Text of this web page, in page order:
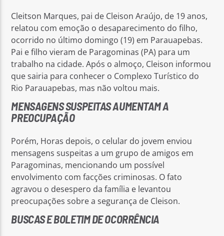
Cleitson Marques, pai de Cleison Araújo, de 19 anos,
relatou com emoção o desaparecimento do filho,
ocorrido no último domingo (19) em Parauapebas.
Pai e filho vieram de Paragominas (PA) para um
trabalho na cidade. Após o almoço, Cleison informou
que sairia para conhecer o Complexo Turístico do
Rio Parauapebas, mas não voltou mais.
MENSAGENS SUSPEITAS AUMENTAM A
PREOCUPAÇÃO
Porém, Horas depois, o celular do jovem enviou
mensagens suspeitas a um grupo de amigos em
Paragominas, mencionando um possível
envolvimento com facções criminosas. O fato
agravou o desespero da família e levantou
preocupações sobre a segurança de Cleison.
BUSCAS E BOLETIM DE OCORRÊNCIA